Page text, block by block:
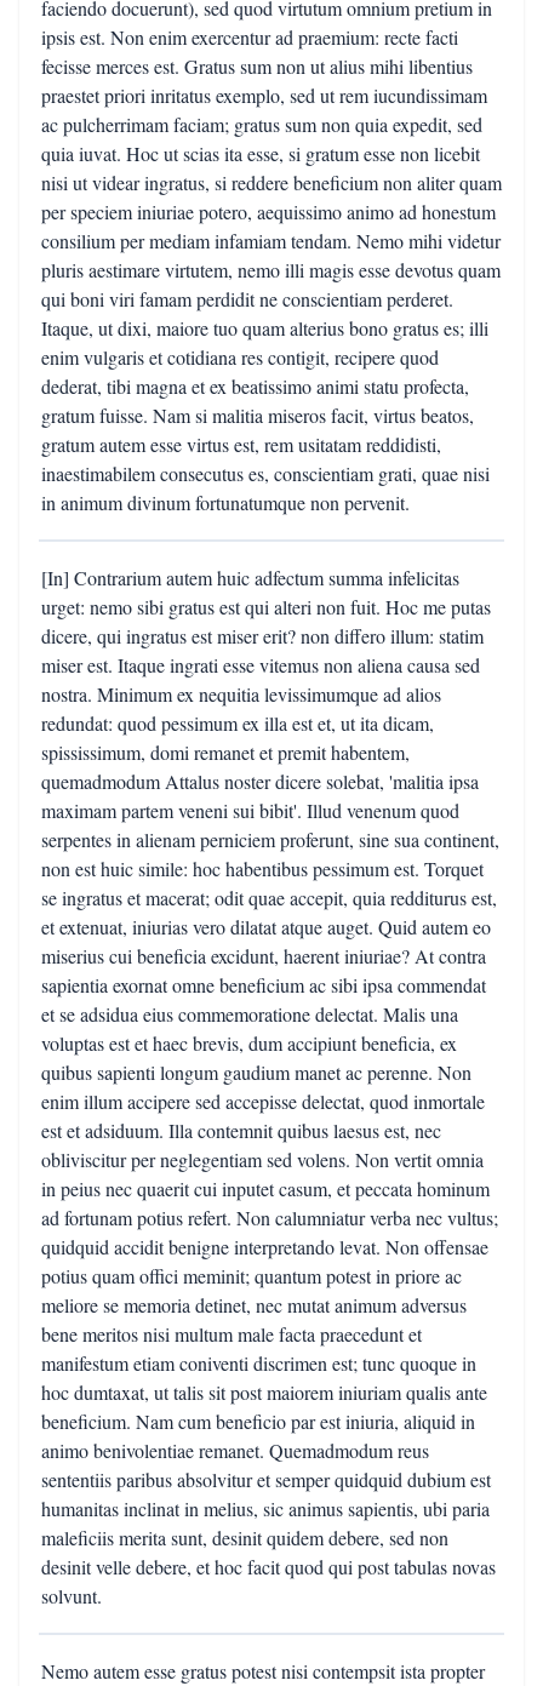
faciendo docuerunt), sed quod virtutum omnium pretium in
ipsis est. Non enim exercentur ad praemium: recte facti
fecisse merces est. Gratus sum non ut alius mihi libentius
praestet priori inritatus exemplo, sed ut rem iucundissimam
ac pulcherrimam faciam; gratus sum non quia expedit, sed
quia iuvat. Hoc ut scias ita esse, si gratum esse non licebit
nisi ut videar ingratus, si reddere beneficium non aliter quam
per speciem iniuriae potero, aequissimo animo ad honestum
consilium per mediam infamiam tendam. Nemo mihi videtur
pluris aestimare virtutem, nemo illi magis esse devotus quam
qui boni viri famam perdidit ne conscientiam perderet.
Itaque, ut dixi, maiore tuo quam alterius bono gratus es; illi
enim vulgaris et cotidiana res contigit, recipere quod
dederat, tibi magna et ex beatissimo animi statu profecta,
gratum fuisse. Nam si malitia miseros facit, virtus beatos,
gratum autem esse virtus est, rem usitatam reddidisti,
inaestimabilem consecutus es, conscientiam grati, quae nisi
in animum divinum fortunatumque non pervenit.
[In] Contrarium autem huic adfectum summa infelicitas
urget: nemo sibi gratus est qui alteri non fuit. Hoc me putas
dicere, qui ingratus est miser erit? non differo illum: statim
miser est. Itaque ingrati esse vitemus non aliena causa sed
nostra. Minimum ex nequitia levissimumque ad alios
redundat: quod pessimum ex illa est et, ut ita dicam,
spississimum, domi remanet et premit habentem,
quemadmodum Attalus noster dicere solebat, 'malitia ipsa
maximam partem veneni sui bibit'. Illud venenum quod
serpentes in alienam perniciem proferunt, sine sua continent,
non est huic simile: hoc habentibus pessimum est. Torquet
se ingratus et macerat; odit quae accepit, quia redditurus est,
et extenuat, iniurias vero dilatat atque auget. Quid autem eo
miserius cui beneficia excidunt, haerent iniuriae? At contra
sapientia exornat omne beneficium ac sibi ipsa commendat
et se adsidua eius commemoratione delectat. Malis una
voluptas est et haec brevis, dum accipiunt beneficia, ex
quibus sapienti longum gaudium manet ac perenne. Non
enim illum accipere sed accepisse delectat, quod inmortale
est et adsiduum. Illa contemnit quibus laesus est, nec
obliviscitur per neglegentiam sed volens. Non vertit omnia
in peius nec quaerit cui inputet casum, et peccata hominum
ad fortunam potius refert. Non calumniatur verba nec vultus;
quidquid accidit benigne interpretando levat. Non offensae
potius quam offici meminit; quantum potest in priore ac
meliore se memoria detinet, nec mutat animum adversus
bene meritos nisi multum male facta praecedunt et
manifestum etiam coniventi discrimen est; tunc quoque in
hoc dumtaxat, ut talis sit post maiorem iniuriam qualis ante
beneficium. Nam cum beneficio par est iniuria, aliquid in
animo benivolentiae remanet. Quemadmodum reus
sententiis paribus absolvitur et semper quidquid dubium est
humanitas inclinat in melius, sic animus sapientis, ubi paria
maleficiis merita sunt, desinit quidem debere, sed non
desinit velle debere, et hoc facit quod qui post tabulas novas
solvunt.
Nemo autem esse gratus potest nisi contempsit ista propter